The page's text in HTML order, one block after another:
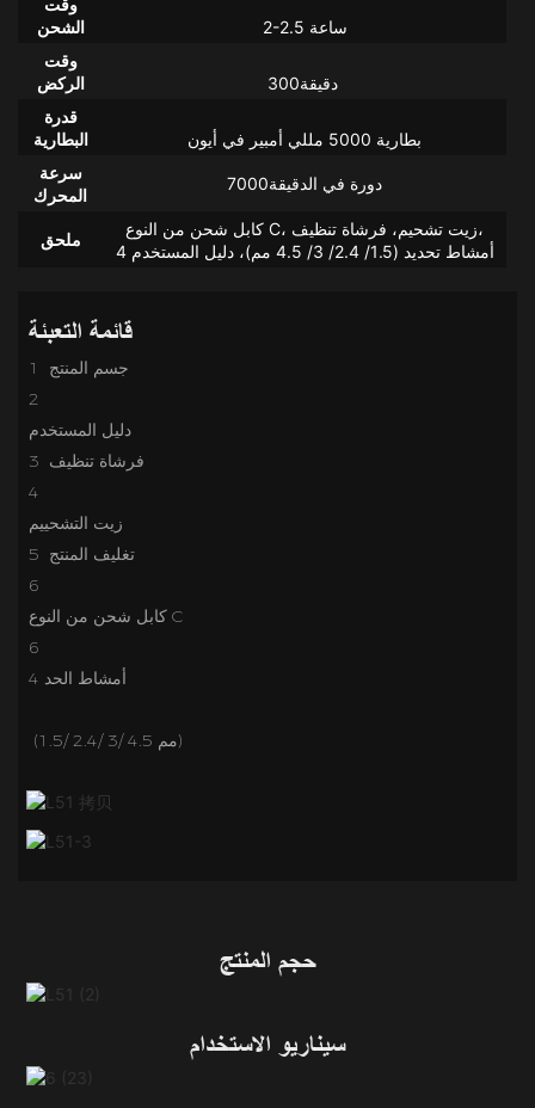
وقت
الشحن
وقت
الركض
قدرة
البطارية
سرعة
المحرك
دورة في الدقيقة7000
ملحق
كابل شحن من النوع C، زيت تشحيم، فرشاة تنظيف،
4 أمشاط تحديد (1.5/ 2.4/ 3/ 4.5 مم)، دليل المستخدم
قائمة التعبئة
1 جسم المنتج
2
دليل المستخدم
3 فرشاة تنظيف
4
5 تغليف المنتج
6
كابل شحن من النوع C
6
حجم المنتج
سيناريو الاستخدام